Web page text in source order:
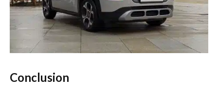
Conclusion